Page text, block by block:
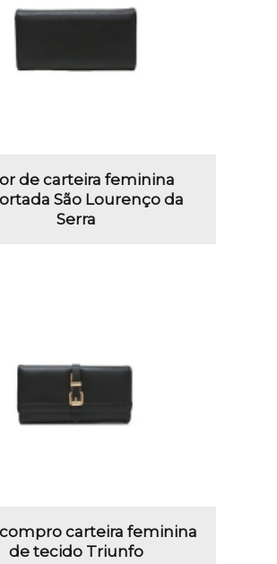
de carteira feminina
São Lourenço da
Serra
carteira feminina
de tecido Triunfo